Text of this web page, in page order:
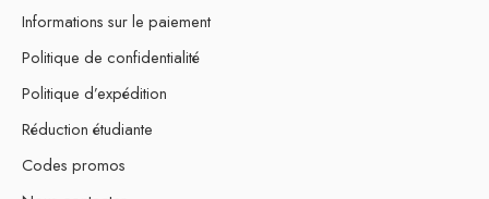
Informations sur le paiement
Politique de confidentialité
Politique d’expédition
Réduction étudiante
Codes promos